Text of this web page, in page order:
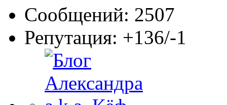
Сообщений: 2507
Репутация: +136/-1